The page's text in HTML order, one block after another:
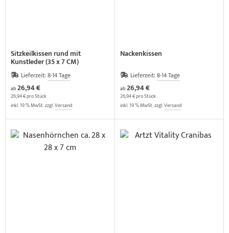
Sitzkeilkissen rund mit
Kunstleder (35 x 7 CM)
Lieferzeit: 8-14 Tage
ab26,94 €
26,94 € pro Stück
inkl. 19 % MwSt. zzgl.Versand
Nackenkissen
Lieferzeit: 8-14 Tage
ab26,94 €
26,94 € pro Stück
inkl. 19 % MwSt. zzgl.Versand